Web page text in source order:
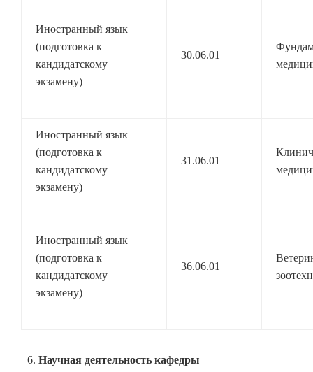
Иностранный язык
(подготовка к
кандидатскому
экзамену)
30.06.01
Иностранный язык
(подготовка к
кандидатскому
экзамену)
31.06.01
Иностранный язык
(подготовка к
кандидатскому
экзамену)
36.06.01
Научная деятельность кафедры